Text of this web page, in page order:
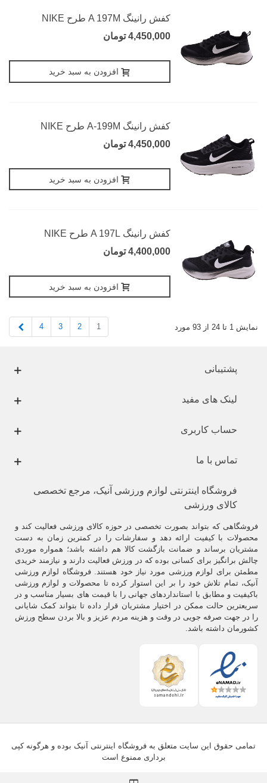
کفش رانینگ A 197M طرح NIKE
4,450,000 تومان
افزودن به سبد خرید
کفش رانینگ A-199M طرح NIKE
4,450,000 تومان
افزودن به سبد خرید
کفش رانینگ A 197L طرح NIKE
4,400,000 تومان
افزودن به سبد خرید
نمایش 1 تا 24 از 93 مورد 1
2
3
4
پشتیبانی
لینک های مفید
حساب کاربری
تماس با ما
فروشگاه اینترنتی لوازم ورزشی آنیک، مرجع تخصصی
کالای ورزشی
فروشگاهی که بتواند بصورت تخصصی در حوزه کالای ورزشی فعالیت کند و
محصولات با کیفیت ارائه دهد و سفارشات را در کمترین زمان به دست
مشتریان برساند و ضمانت بازگشت کالا هم داشته باشد؛ همواره موردی
چالش برانگیز برای کسانی بوده که در ورزش فعالیت دارند و نیازمند خریدی
مطمئن برای لوازم ورزشی مورد نیاز خود هستند. فروشگاه لوازم ورزشی
آنیک، تمام تلاش خود را بر این استوار کرده تا محصولات و لوازم ورزشی
باکیفیت و مطابق با استانداردهای جهانی را با قیمت های بسیار مناسب و در
سریعترین حالت ممکن در اختیار مشتریان قرار داده تا بتواند کمک شایانی
را در جهت صرفه جویی در وقت و هزینه مردم عزیز و بالا بردن سطح ورزش
کشورمان داشته باشد.
تمامی حقوق این سایت متعلق به فروشگاه اینترنتی آنیک بوده و هرگونه کپی
برداری ممنوع است